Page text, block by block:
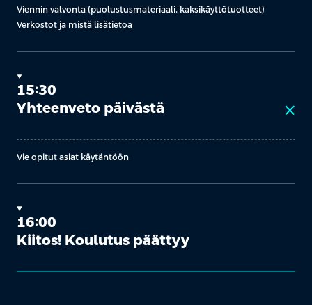
Viennin valvonta (puolustusmateriaali, kaksikäyttötuotteet)
Verkostot ja mistä lisätietoa
15:30
Yhteenveto päivästä
close
Vie opitut asiat käytäntöön
16:00
Kiitos! Koulutus päättyy